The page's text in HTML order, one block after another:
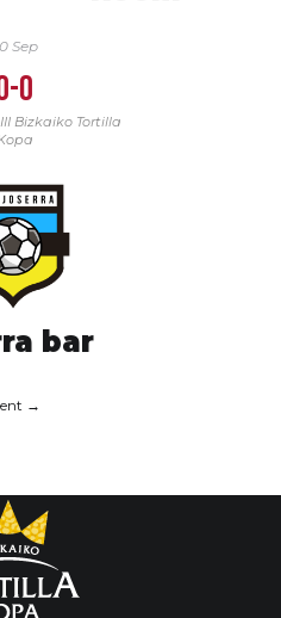
Sep
0
III Bizkaiko Tortilla
bar
→